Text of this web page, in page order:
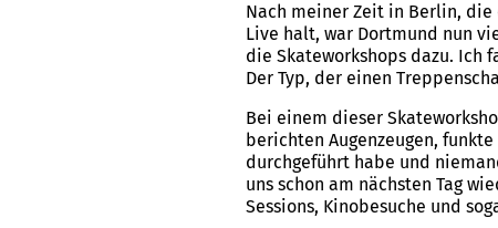
Nach meiner Zeit in Berlin, die
Live halt, war Dortmund nun
die Skateworkshops dazu. Ich
Der Typ, der einen
Bei einem dieser
berichten Augenzeugen,
durchgeführt habe und
uns schon am nächsten Tag
Sessions, Kinobesuche und